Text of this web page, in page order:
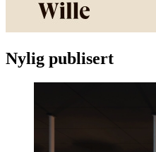
Nylig publisert